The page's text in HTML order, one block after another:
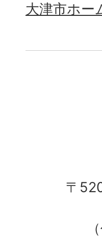
大津市ホー
〒